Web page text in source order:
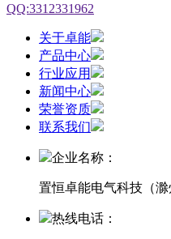
QQ:3312331962
关于卓能
产品中心
行业应用
新闻中心
荣誉资质
联系我们
企业名称：
置恒卓能电气科技（滁
热线电话：